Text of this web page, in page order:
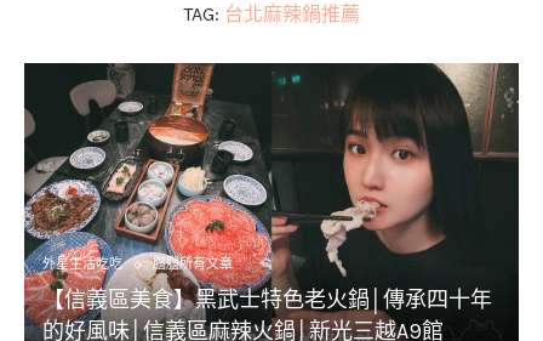
TAG: 台北麻辣鍋推薦
外星生活吃吃 腦腦所有文章
【信義區美食】黑武士特色老火鍋│傳承四十年
的好風味│信義區麻辣火鍋│新光三越A9館